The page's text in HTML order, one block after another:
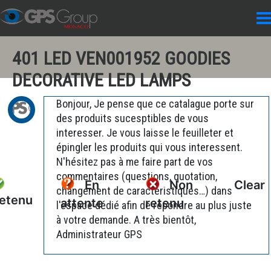
401 LED VEN001952 GOODIES
DECORATIVE LED LAMPS
En
attente
Non
retenu
Clear
Bonjour, Je pense que ce catalague porte sur
des produits sucesptibles de vous
interesser. Je vous laisse le feuilleter et
épingler les produits qui vous interessent.
N'hésitez pas à me faire part de vos
commentaires (questions, quotation,
changement de caractéristiques…) dans
l'espace dédié afin de répondre au plus juste
à votre demande. A très bientôt,
Administrateur GPS